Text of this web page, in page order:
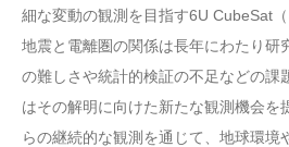
細な変動の観測を目指す6U CubeSat（
地震と電離圏の関係は長年にわたり研
の難しさや統計的検証の不足などの課
はその解明に向けた新たな観測機会を
らの継続的な観測を通じて、地球環境